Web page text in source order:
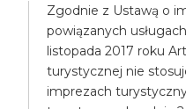
Zgodnie z Ustawą o
powiązanych
listopada 2017 roku
turystycznej nie
imprezach